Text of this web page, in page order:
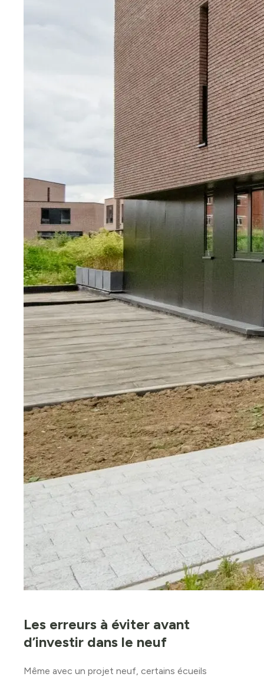
Les erreurs à éviter avant
d’investir dans le neuf
Même avec un projet neuf, certains écueils